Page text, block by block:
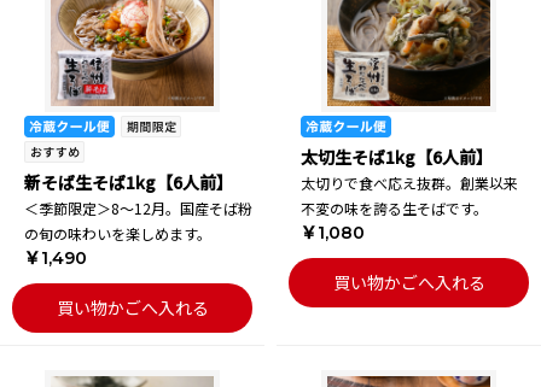
新そば生そば1kg【6人前】
＜季節限定＞8～12月。国産そば粉
の旬の味わいを楽しめます。
￥1,490
買い物かごへ入れる
太切生そば1kg【6人前】
太切りで食べ応え抜群。創業以来
不変の味を誇る生そばです。
￥1,080
買い物かごへ入れる